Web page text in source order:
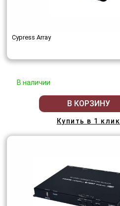
Cypress Array
В наличии
В КОРЗИНУ
Купить в 1 клик